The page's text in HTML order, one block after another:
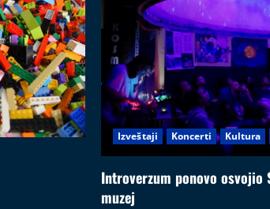
Izveštaji Koncerti Kultura
Introverzum ponovo osvojio
muzej